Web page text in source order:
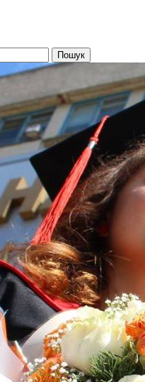
Пошук